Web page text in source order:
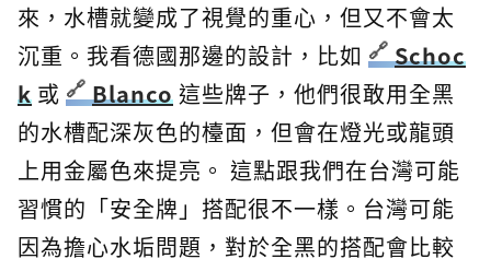
來，水槽就變成了視覺的重心，但又不會太
沉重。我看德國那邊的設計，比如
Schoc
k 或 Blanco這些牌子，他們很敢用全黑
的水槽配深灰色的檯面，但會在燈光或龍頭
上用金屬色來提亮。 這點跟我們在台灣可能
習慣的「安全牌」搭配很不一樣。台灣可能
因為擔心水垢問題，對於全黑的搭配會比較